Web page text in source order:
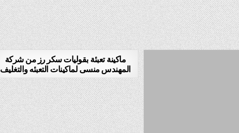
ماكينة تعبئة بقوليات سكر رز من شركة
المهندس منسى لماكينات التعبئه والتغليف